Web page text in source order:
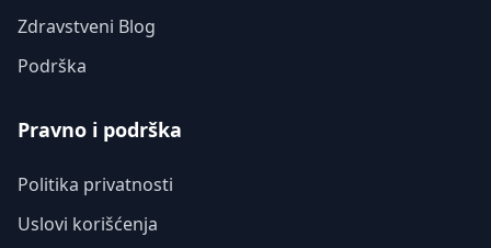
Zdravstveni Blog
Podrška
Pravno i podrška
Politika privatnosti
Uslovi korišćenja